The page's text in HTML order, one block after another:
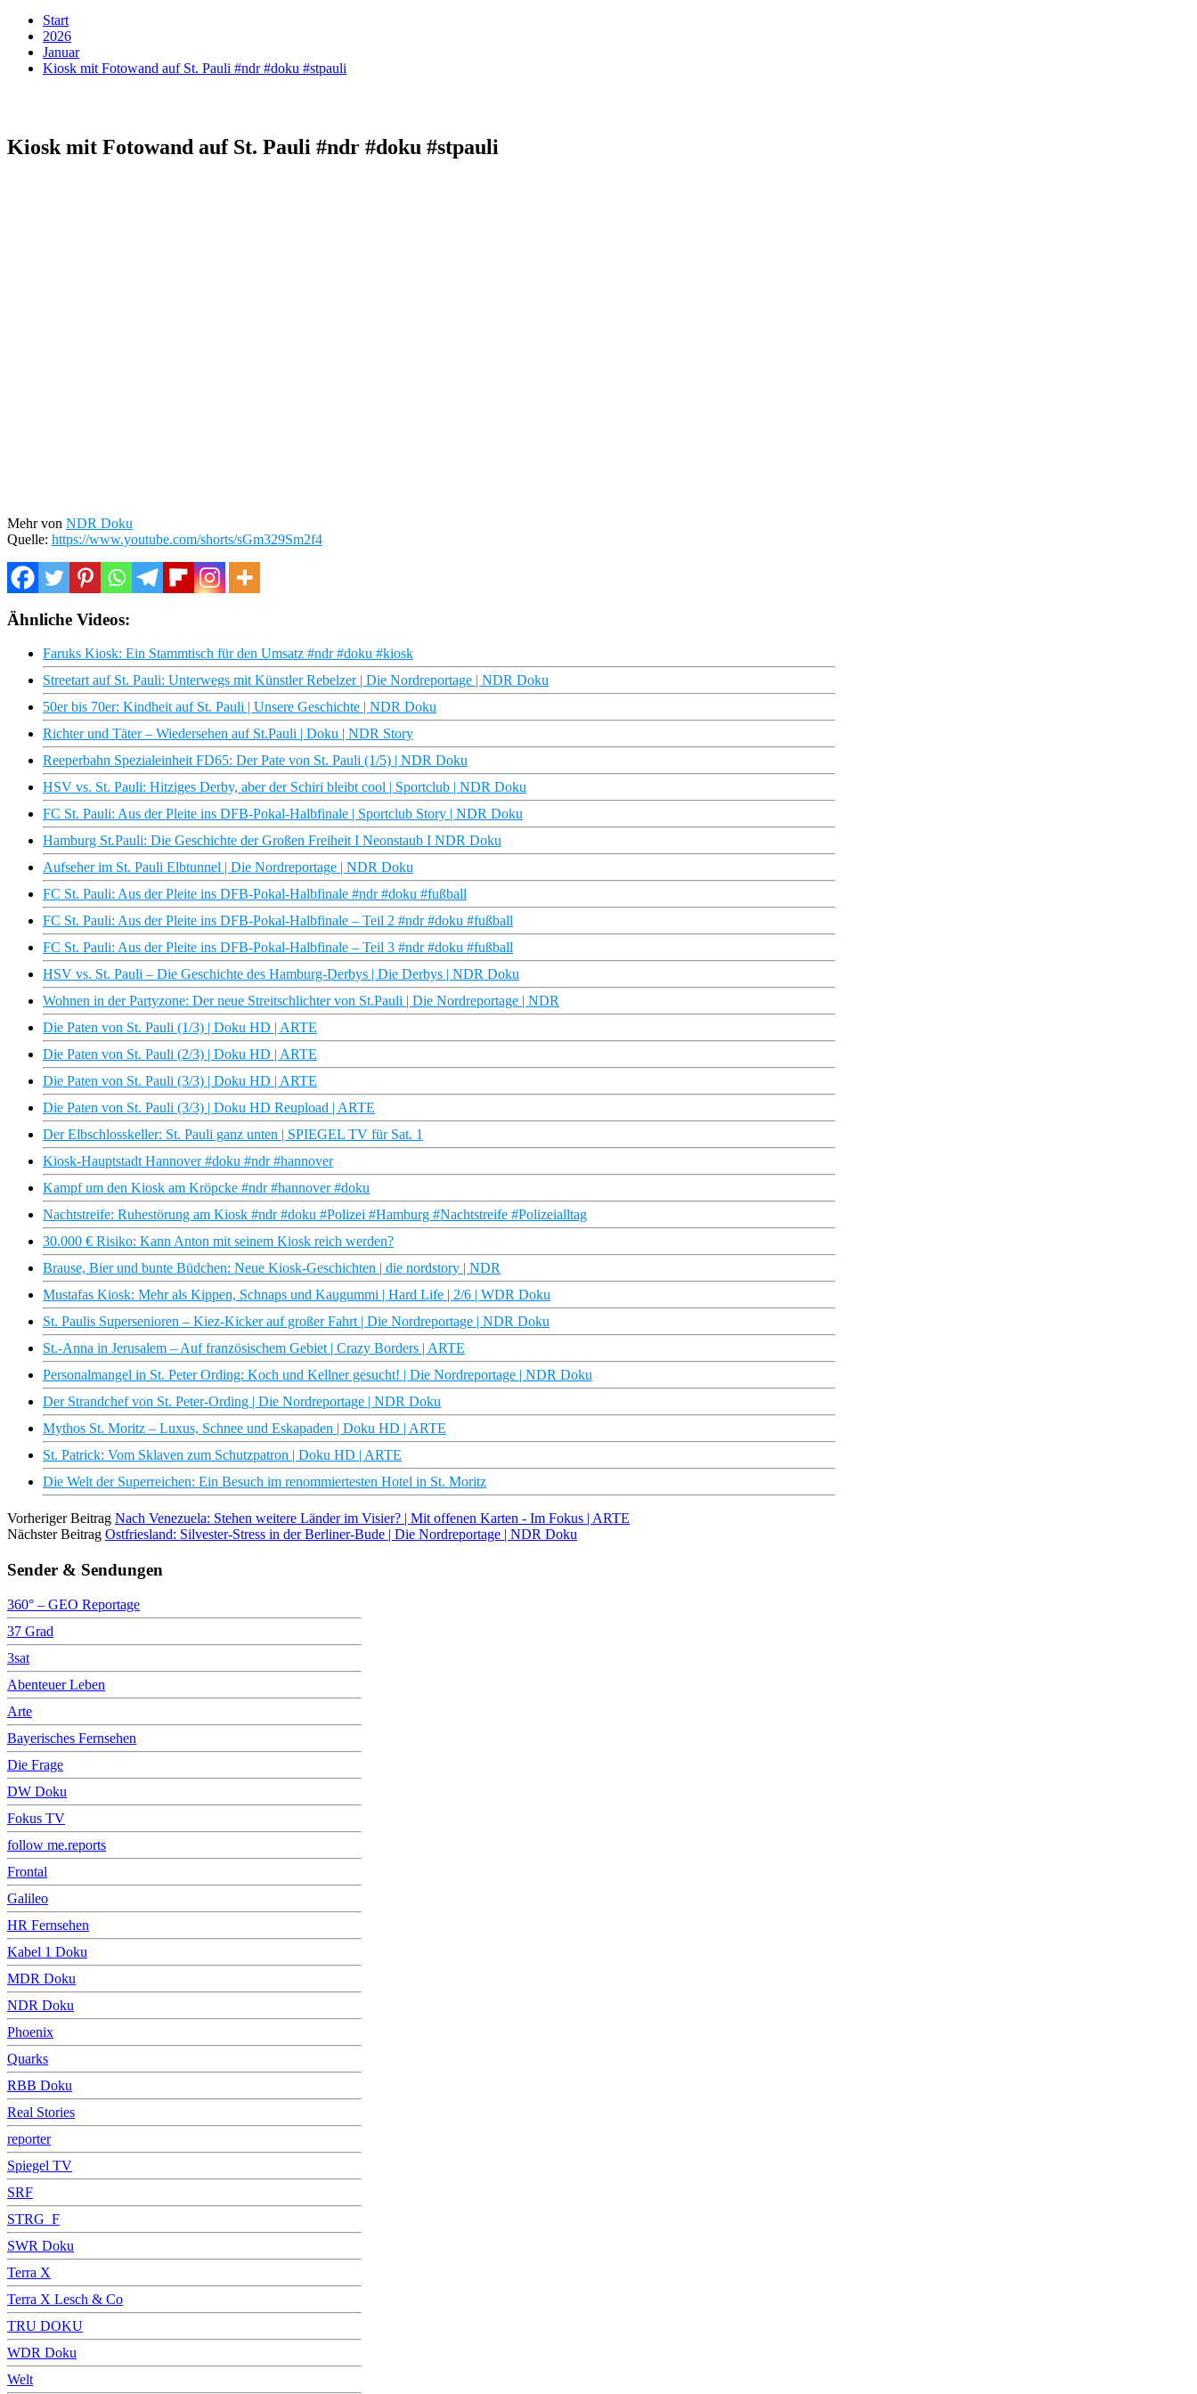
Start
2026
Januar
Kiosk mit Fotowand auf St. Pauli #ndr #doku #stpauli
Kiosk mit Fotowand auf St. Pauli #ndr #doku #stpauli
Mehr von NDR Doku
Quelle: https://www.youtube.com/shorts/sGm329Sm2f4
Ähnliche Videos:
Faruks Kiosk: Ein Stammtisch für den Umsatz #ndr #doku #kiosk
Streetart auf St. Pauli: Unterwegs mit Künstler Rebelzer | Die Nordreportage | NDR Doku
50er bis 70er: Kindheit auf St. Pauli | Unsere Geschichte | NDR Doku
Richter und Täter – Wiedersehen auf St.Pauli | Doku | NDR Story
Reeperbahn Spezialeinheit FD65: Der Pate von St. Pauli (1/5) | NDR Doku
HSV vs. St. Pauli: Hitziges Derby, aber der Schiri bleibt cool | Sportclub | NDR Doku
FC St. Pauli: Aus der Pleite ins DFB-Pokal-Halbfinale | Sportclub Story | NDR Doku
Hamburg St.Pauli: Die Geschichte der Großen Freiheit I Neonstaub I NDR Doku
Aufseher im St. Pauli Elbtunnel | Die Nordreportage | NDR Doku
FC St. Pauli: Aus der Pleite ins DFB-Pokal-Halbfinale #ndr #doku #fußball
FC St. Pauli: Aus der Pleite ins DFB-Pokal-Halbfinale – Teil 2 #ndr #doku #fußball
FC St. Pauli: Aus der Pleite ins DFB-Pokal-Halbfinale – Teil 3 #ndr #doku #fußball
HSV vs. St. Pauli – Die Geschichte des Hamburg-Derbys | Die Derbys | NDR Doku
Wohnen in der Partyzone: Der neue Streitschlichter von St.Pauli | Die Nordreportage | NDR
Die Paten von St. Pauli (1/3) | Doku HD | ARTE
Die Paten von St. Pauli (2/3) | Doku HD | ARTE
Die Paten von St. Pauli (3/3) | Doku HD | ARTE
Die Paten von St. Pauli (3/3) | Doku HD Reupload | ARTE
Der Elbschlosskeller: St. Pauli ganz unten | SPIEGEL TV für Sat. 1
Kiosk-Hauptstadt Hannover #doku #ndr #hannover
Kampf um den Kiosk am Kröpcke #ndr #hannover #doku
Nachtstreife: Ruhestörung am Kiosk #ndr #doku #Polizei #Hamburg #Nachtstreife #Polizeialltag
30.000 € Risiko: Kann Anton mit seinem Kiosk reich werden?
Brause, Bier und bunte Büdchen: Neue Kiosk-Geschichten | die nordstory | NDR
Mustafas Kiosk: Mehr als Kippen, Schnaps und Kaugummi | Hard Life | 2/6 | WDR Doku
St. Paulis Supersenioren – Kiez-Kicker auf großer Fahrt | Die Nordreportage | NDR Doku
St.-Anna in Jerusalem – Auf französischem Gebiet | Crazy Borders | ARTE
Personalmangel in St. Peter Ording: Koch und Kellner gesucht! | Die Nordreportage | NDR Doku
Der Strandchef von St. Peter-Ording | Die Nordreportage | NDR Doku
Mythos St. Moritz – Luxus, Schnee und Eskapaden | Doku HD | ARTE
St. Patrick: Vom Sklaven zum Schutzpatron | Doku HD | ARTE
Die Welt der Superreichen: Ein Besuch im renommiertesten Hotel in St. Moritz
Vorheriger Beitrag Nach Venezuela: Stehen weitere Länder im Visier? | Mit offenen Karten - Im Fokus | ARTE
Nächster Beitrag Ostfriesland: Silvester-Stress in der Berliner-Bude | Die Nordreportage | NDR Doku
Sender & Sendungen
360° – GEO Reportage
37 Grad
3sat
Abenteuer Leben
Arte
Bayerisches Fernsehen
Die Frage
DW Doku
Fokus TV
follow me.reports
Frontal
Galileo
HR Fernsehen
Kabel 1 Doku
MDR Doku
NDR Doku
Phoenix
Quarks
RBB Doku
Real Stories
reporter
Spiegel TV
SRF
STRG_F
SWR Doku
Terra X
Terra X Lesch & Co
TRU DOKU
WDR Doku
Welt